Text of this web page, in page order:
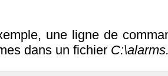
une ligne de
dans un fichier